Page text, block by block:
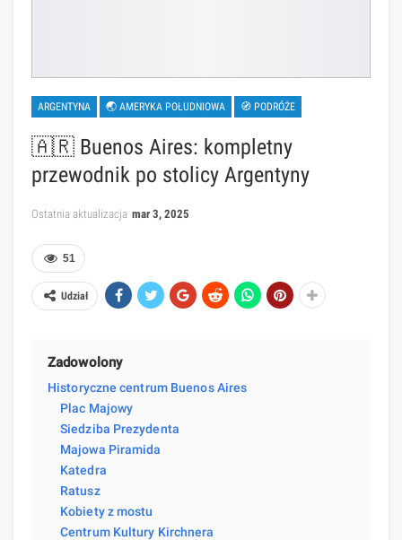
ARGENTYNA 🌏 AMERYKA POŁUDNIOWA 🧭 PODRÓŻE
🇦🇷 Buenos Aires: kompletny
przewodnik po stolicy Argentyny
Ostatnia aktualizacja mar 3, 2025
51
Udział
Zadowolony
Historyczne centrum Buenos Aires
Plac Majowy
Siedziba Prezydenta
Majowa Piramida
Katedra
Ratusz
Kobiety z mostu
Centrum Kultury Kirchnera